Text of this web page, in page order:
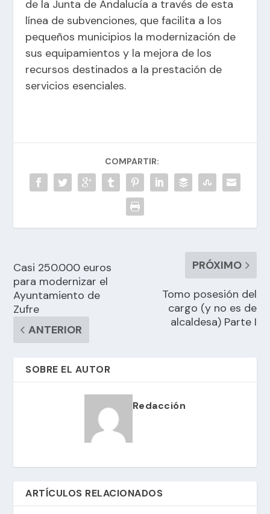
de la Junta de Andalucía a través de esta
línea de subvenciones, que facilita a los
pequeños municipios la modernización de
sus equipamientos y la mejora de los
recursos destinados a la prestación de
servicios esenciales.
COMPARTIR:
Casi 250.000 euros
para modernizar el
Ayuntamiento de
Zufre
ANTERIOR
PRÓXIMO
Tomo posesión del
cargo (y no es de
alcaldesa) Parte I
SOBRE EL AUTOR
Redacción
ARTÍCULOS RELACIONADOS